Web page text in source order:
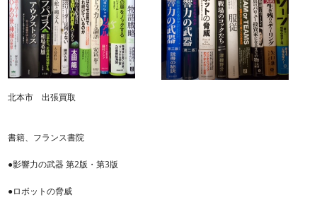
北本市 出張買取
書籍、フランス書院
●影響力の武器 第2版・第3版
●ロボットの脅威